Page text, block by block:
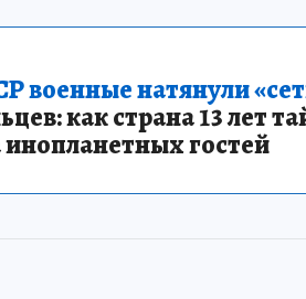
военные натянули
как страна 13 лет
инопланетных гостей